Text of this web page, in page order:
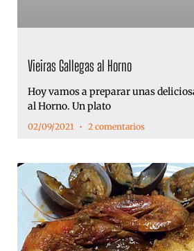
Vieiras Gallegas al Horno
Hoy vamos a preparar unas
al Horno. Un plato
02/09/2021 2 comentarios